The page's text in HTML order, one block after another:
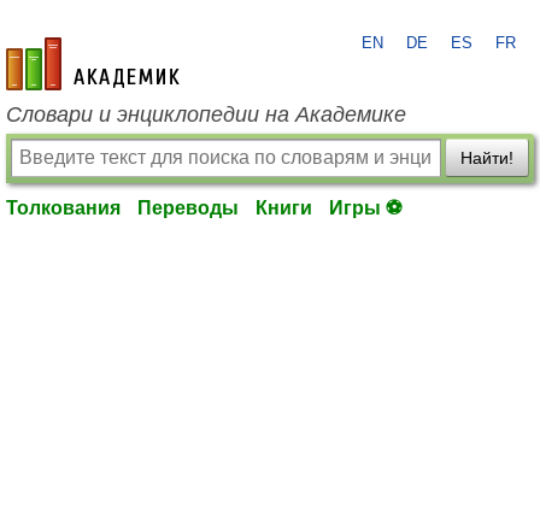
academic.ru
EN DE ES FR
Словари и энциклопедии на Академике
Найти!
Толкования Переводы Книги Игры ⚽